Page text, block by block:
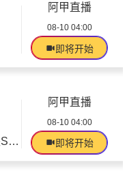
阿甲直播
08-10 04:00
即将开始
科尔多瓦中央SDE
阿甲直播
08-10 04:00
即将开始